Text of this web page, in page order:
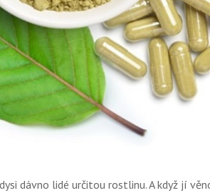
dávno lidé určitou rostlinu. A když jí